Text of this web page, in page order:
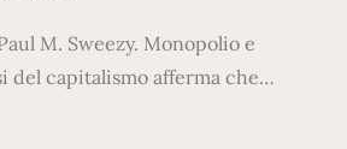
M. Sweezy. Monopolio e
del capitalismo afferma che…